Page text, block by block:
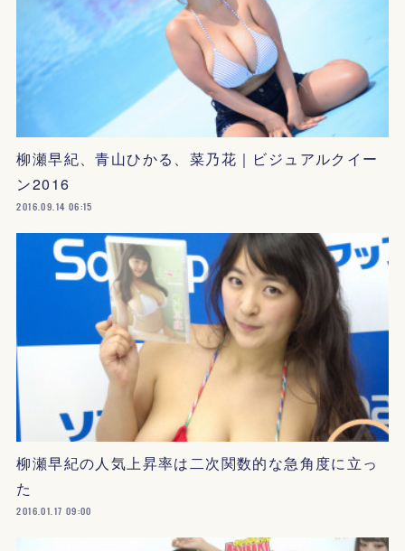
柳瀬早紀、青山ひかる、菜乃花｜ビジュアルクイー
ン2016
2016.09.14 06:15
柳瀬早紀の人気上昇率は二次関数的な急角度に立っ
た
2016.01.17 09:00